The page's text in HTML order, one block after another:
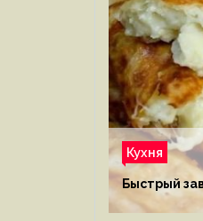
Кухня
Быстрый